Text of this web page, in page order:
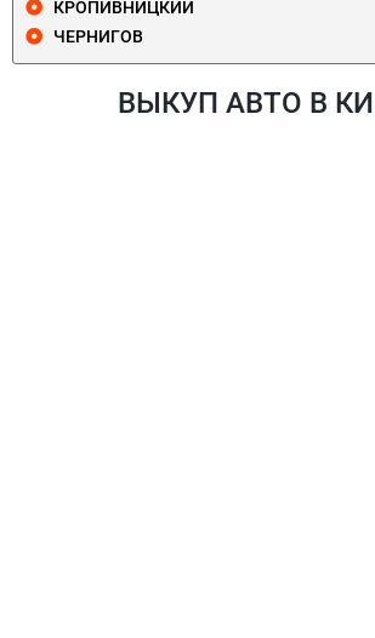
КРОПИВНИЦКИЙ
ЧЕРНИГОВ
ВЫКУП АВТО В